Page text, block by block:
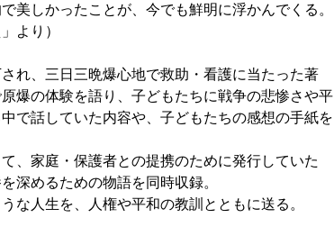
美しかったことが、今でも鮮明に浮かんでくる。
より）
れ、三日三晩爆心地で救助・看護に当たった著
爆の体験を語り、子どもたちに戦争の悲惨さや平
で話していた内容や、子どもたちの感想の手紙を
、家庭・保護者との提携のために発行していた
深めるための物語を同時収録。
な人生を、人権や平和の教訓とともに送る。